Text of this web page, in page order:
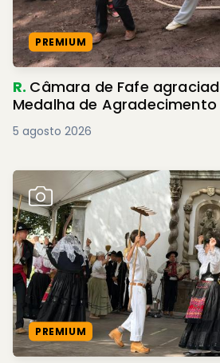
PREMIUM
R. Câmara de Fafe agraciada
Medalha de Agradecimento
5 agosto 2026
PREMIUM